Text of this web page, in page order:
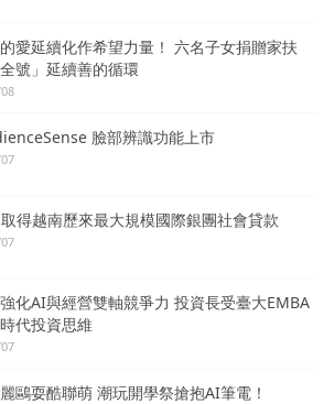
愛延續化作希望力量！ 六名子女捐贈家扶
全號」延續善的循環
臉部辨識功能上市
得越南歷來最大規模國際銀團社會貸款
化AI與經營雙軸競爭力 投資長受臺大EMBA
代投資思維
鷗耍酷聯萌 潮玩開學祭搶抱AI筆電！